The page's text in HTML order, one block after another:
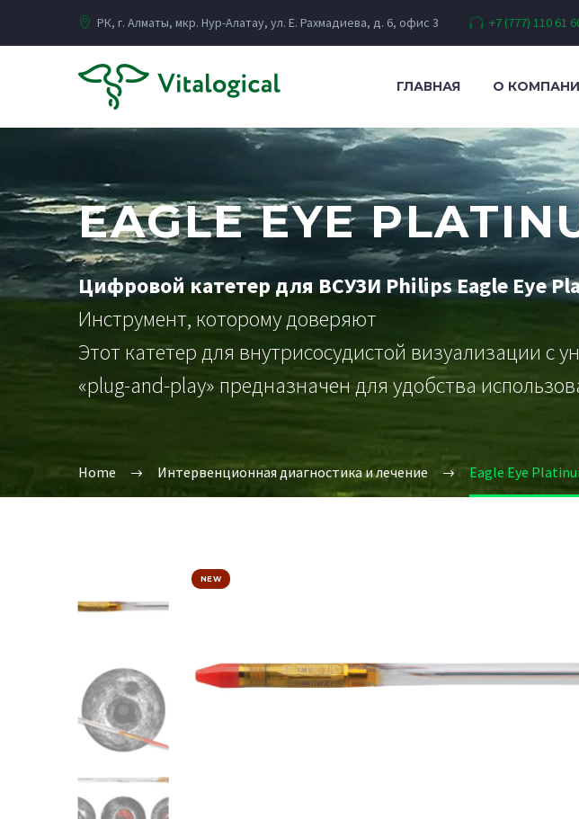
РК, г. Алматы, мкр. Нур-Алатау, ул. Е. Рахмадиева, д. 6, офис 3 +7 (777) 110 61
ГЛАВНАЯ О
EAGLE EYE
Цифровой катетер для ВСУЗИ Philips Eagle Eye
Инструмент, которому доверяют
Этот катетер для внутрисосудистой визуализации
«plug-and-play» предназначен для удобства
Home Интервенционная диагностика и лечение Eagle Eye
NEW